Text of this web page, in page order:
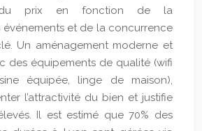
du prix en fonction de la
événements et de la concurrence
Un aménagement moderne et
des équipements de qualité (wifi
équipée, linge de maison),
l’attractivité du bien et justifie
Il est estimé que 70% des